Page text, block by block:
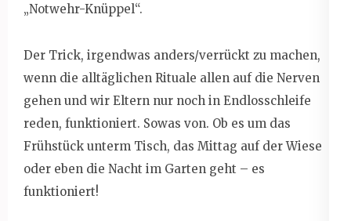
„Notwehr-Knüppel“.
Der Trick, irgendwas anders/verrückt zu machen,
wenn die alltäglichen Rituale allen auf die Nerven
gehen und wir Eltern nur noch in Endlosschleife
reden, funktioniert. Sowas von. Ob es um das
Frühstück unterm Tisch, das Mittag auf der Wiese
oder eben die Nacht im Garten geht – es
funktioniert!